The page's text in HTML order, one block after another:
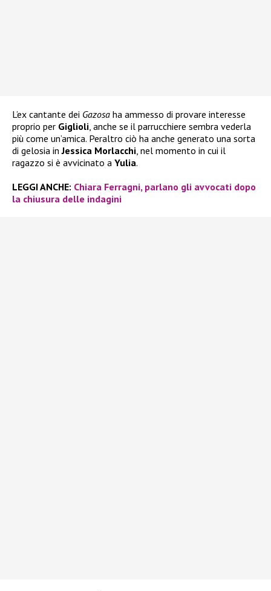
L’ex cantante dei Gazosa ha ammesso di provare interesse
proprio per Giglioli, anche se il parrucchiere sembra vederla
più come un’amica. Peraltro ciò ha anche generato una sorta
di gelosia in Jessica Morlacchi, nel momento in cui il
ragazzo si è avvicinato a Yulia.
LEGGI ANCHE: Chiara Ferragni, parlano gli avvocati dopo
la chiusura delle indagini